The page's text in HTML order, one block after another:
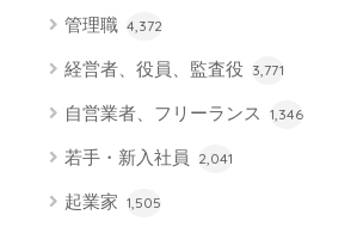
管理職 4,372
経営者、役員、監査役 3,771
自営業者、フリーランス 1,346
若手・新入社員 2,041
起業家 1,505